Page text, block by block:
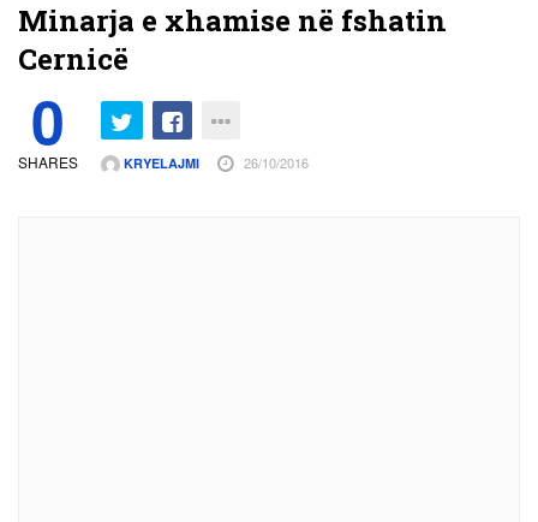
Minarja e xhamise në fshatin
Cernicë
0
SHARES KRYELAJMI 26/10/2016